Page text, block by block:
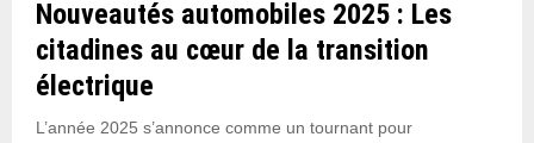
Nouveautés automobiles 2025 : Les
citadines au cœur de la transition
électrique
L’année 2025 s’annonce comme un tournant pour